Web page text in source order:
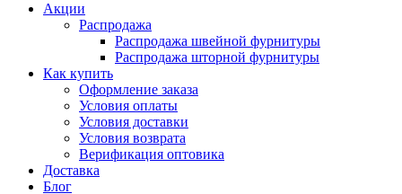
Акции
Распродажа
Распродажа швейной фурнитуры
Распродажа шторной фурнитуры
Как купить
Оформление заказа
Условия оплаты
Условия доставки
Условия возврата
Верификация оптовика
Доставка
Блог